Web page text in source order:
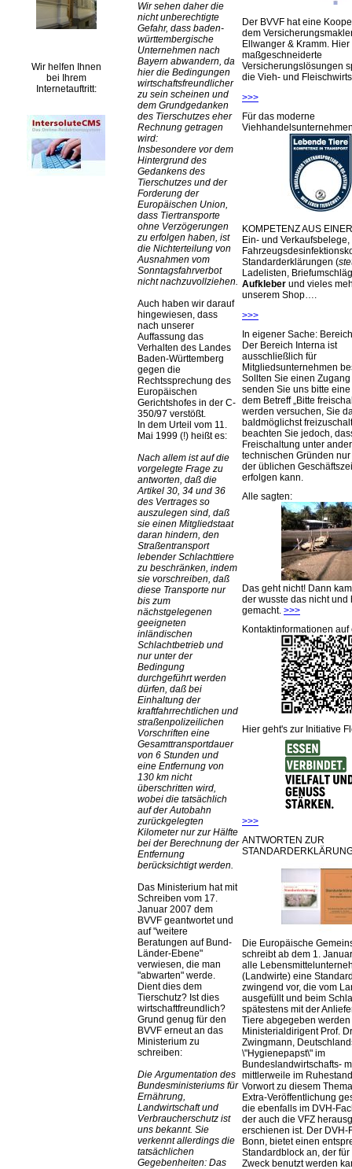
Wir helfen Ihnen
bei Ihrem
Internetauftritt:
Wir sehen daher die
nicht unberechtigte
Gefahr, dass baden-
württembergische
Unternehmen nach
Bayern abwandern, da
hier die Bedingungen
wirtschaftsfreundlicher
zu sein scheinen und
dem Grundgedanken
des Tierschutzes eher
Rechnung getragen
wird:
Insbesondere vor dem
Hintergrund des
Gedankens des
Tierschutzes und der
Forderung der
Europäischen Union,
dass Tiertransporte
ohne Verzögerungen
zu erfolgen haben, ist
die Nichterteilung von
Ausnahmen vom
Sonntagsfahrverbot
nicht nachzuvollziehen.
Auch haben wir darauf
hingewiesen, dass
nach unserer
Auffassung das
Verhalten des Landes
Baden-Württemberg
gegen die
Rechtssprechung des
Europäischen
Gerichtshofes in der C-
350/97 verstößt.
In dem Urteil vom 11.
Mai 1999 (!) heißt es:
Nach allem ist auf die
vorgelegte Frage zu
antworten, daß die
Artikel 30, 34 und 36
des Vertrages so
auszulegen sind, daß
sie einen Mitgliedstaat
daran hindern, den
Straßentransport
lebender Schlachttiere
zu beschränken, indem
sie vorschreiben, daß
diese Transporte nur
bis zum
nächstgelegenen
geeigneten
inländischen
Schlachtbetrieb und
nur unter der
Bedingung
durchgeführt werden
dürfen, daß bei
Einhaltung der
kraftfahrrechtlichen und
straßenpolizeilichen
Vorschriften eine
Gesamttransportdauer
von 6 Stunden und
eine Entfernung von
130 km nicht
überschritten wird,
wobei die tatsächlich
auf der Autobahn
zurückgelegten
Kilometer nur zur Hälfte
bei der Berechnung der
Entfernung
berücksichtigt werden.
Das Ministerium hat mit
Schreiben vom 17.
Januar 2007 dem
BVVF geantwortet und
auf weitere
Beratungen auf Bund-
Länder-Ebene
verwiesen, die man
abwarten werde.
Dient dies dem
Tierschutz? Ist dies
wirtschaftfreundlich?
Grund genug für den
BVVF erneut an das
Ministerium zu
schreiben:
Die Argumentation des
Bundesministeriums für
Ernährung,
Landwirtschaft und
Verbraucherschutz ist
uns bekannt. Sie
verkennt allerdings die
tatsächlichen
Gegebenheiten: Das
Der BVVF hat eine
dem
Ellwanger & Kramm.
maßgeschneiderte
Versicherungslösungen
die Vieh- und
>>>
Für das moderne
KOMPETENZ AUS
Ein- und Verkaufsbelege,
Standarderklärungen (
Ladelisten,
Aufkleber und vieles
unserem Shop….
>>>
In eigener Sache:
Der Bereich Interna ist
ausschließlich für
Mitgliedsunternehmen
Sollten Sie einen
senden Sie uns bitte
dem Betreff „Bitte
werden versuchen, Sie
baldmöglichst
beachten Sie jedoch,
Freischaltung unter
technischen Gründen
der üblichen
erfolgen kann.
Alle sagten:
Das geht nicht! Dann
der wusste das nicht und
gemacht. >>>
Kontaktinformationen
Hier geht's zur Initiative
>>>
ANTWORTEN ZUR
Die Europäische
schreibt ab dem 1.
alle
(Landwirte) eine
zwingend vor, die vom
ausgefüllt und beim
spätestens mit der
Tiere abgegeben werden
Ministerialdirigent Prof.
Zwingmann,
\"Hygienepapst\" im
Bundeslandwirtschafts-
mittlerweile im
Vorwort zu diesem
Extra-Veröffentlichung
die ebenfalls im DVH-
der auch die VFZ
erschienen ist. Der DVH-
Bonn, bietet einen
Standardblock an, der
Zweck benutzt werden